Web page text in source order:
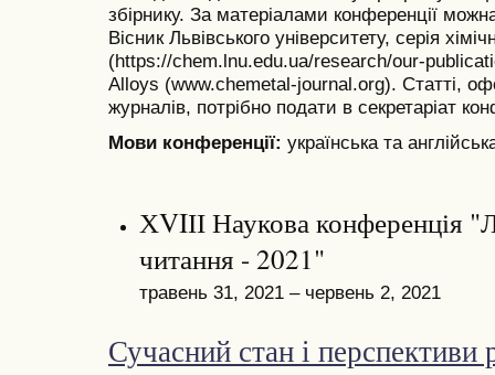
збірнику. За матеріалами конференції
Вісник Львівського університету, серія
(https://chem.lnu.edu.ua/research/our-
Alloys (www.chemetal-journal.org). Статті,
журналів, потрібно подати в секретаріат
Мови конференції: українська та
ХVIІІ Наукова конференція
читання - 2021"
травень 31, 2021 – червень 2, 2021
Сучасний стан і перспективи